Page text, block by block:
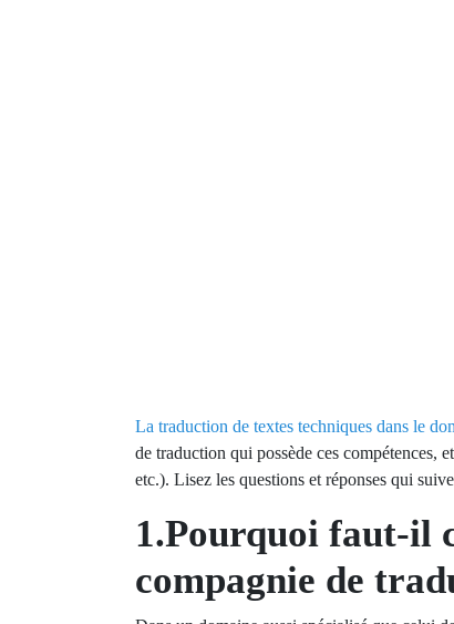
La traduction de textes techniques dans le
de traduction qui possède ces
etc.). Lisez les questions et réponses qui
1.Pourquoi faut-il
compagnie de